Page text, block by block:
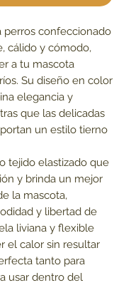
perros confeccionado
cálido y cómodo,
a tu mascota
Su diseño en color
elegancia y
que las delicadas
un estilo tierno
tejido elastizado que
y brinda un mejor
la mascota,
y libertad de
liviana y flexible
el calor sin resultar
tanto para
usar dentro del